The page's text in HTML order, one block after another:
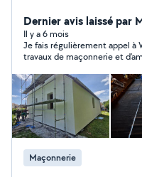
qualité et durabilité sur
Dernier avis laissé par
Il y a 6 mois
Je fais régulièrement appel à
travaux de maçonnerie et
Récemment, ils m’ont
résultat est impeccable. Une
confiance que je
Maçonnerie